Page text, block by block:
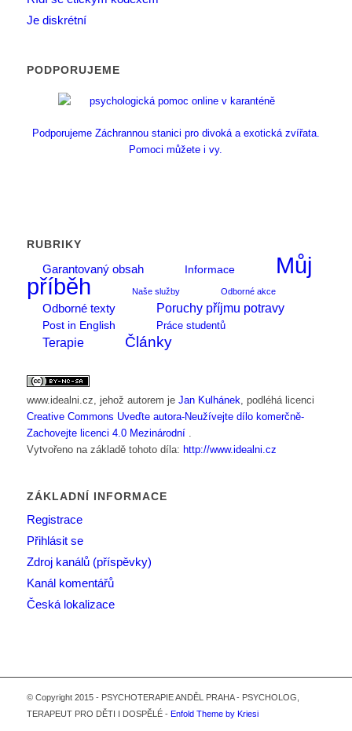
Je diskrétní
PODPORUJEME
Podporujeme Záchrannou stanici pro divoká a exotická zvířata.
Pomoci můžete i vy.
RUBRIKY
Garantovaný obsah
Informace
Můj
příběh
Naše služby Odborné akce
Odborné texty Poruchy příjmu potravy
Post in English Práce studentů
Terapie Články
www.idealni.cz , jehož autorem je Jan Kulhánek , podléhá licenci
Creative Commons Uveďte autora-Neužívejte dílo komerčně-
Zachovejte licenci 4.0 Mezinárodní
Vytvořeno na základě tohoto díla: http://www.idealni.cz
ZÁKLADNÍ INFORMACE
Registrace
Přihlásit se
Zdroj kanálů (příspěvky)
Kanál komentářů
Česká lokalizace
© Copyright 2015 - PSYCHOTERAPIE ANDĚL PRAHA - PSYCHOLOG,
TERAPEUT PRO DĚTI I DOSPĚLÉ - Enfold Theme by Kriesi